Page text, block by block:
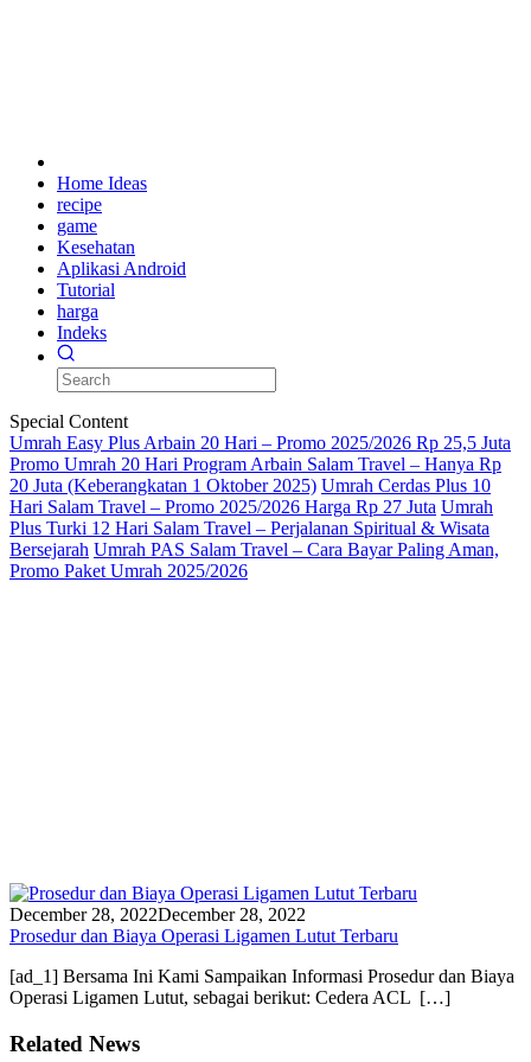
Home Ideas
recipe
game
Kesehatan
Aplikasi Android
Tutorial
harga
Indeks
Special Content
Umrah Easy Plus Arbain 20 Hari – Promo 2025/2026 Rp 25,5 Juta
Promo Umrah 20 Hari Program Arbain Salam Travel – Hanya Rp
20 Juta (Keberangkatan 1 Oktober 2025) Umrah Cerdas Plus 10
Hari Salam Travel – Promo 2025/2026 Harga Rp 27 Juta Umrah
Plus Turki 12 Hari Salam Travel – Perjalanan Spiritual & Wisata
Bersejarah Umrah PAS Salam Travel – Cara Bayar Paling Aman,
Promo Paket Umrah 2025/2026
December 28, 2022December 28, 2022
Prosedur dan Biaya Operasi Ligamen Lutut Terbaru
[ad_1] Bersama Ini Kami Sampaikan Informasi Prosedur dan Biaya
Operasi Ligamen Lutut, sebagai berikut: Cedera ACL […]
Related News